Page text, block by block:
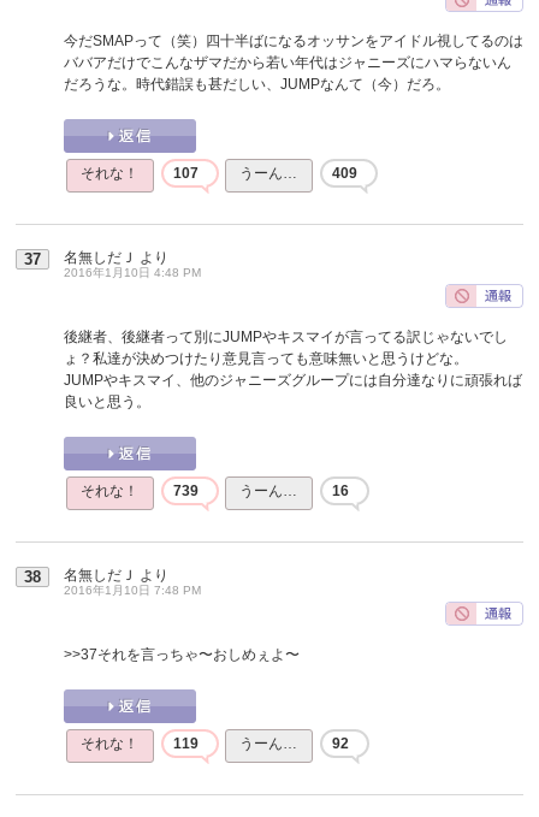
今だSMAPって（笑）四十半ばになるオッサンをアイドル視してるのは
ババアだけでこんなザマだから若い年代はジャニーズにハマらないん
だろうな。時代錯誤も甚だしい、JUMPなんて（今）だろ。
それな！ 107 うーん… 409
37 名無しだＪ より
2016年1月10日 4:48 PM
後継者、後継者って別にJUMPやキスマイが言ってる訳じゃないでし
ょ？私達が決めつけたり意見言っても意味無いと思うけどな。
JUMPやキスマイ、他のジャニーズグループには自分達なりに頑張れば
良いと思う。
それな！ 739 うーん… 16
38 名無しだＪ より
2016年1月10日 7:48 PM
>>37それを言っちゃ〜おしめぇよ〜
それな！ 119 うーん… 92